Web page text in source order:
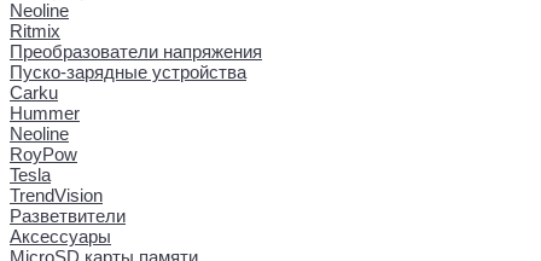
Neoline
Ritmix
Преобразователи напряжения
Пуско-зарядные устройства
Carku
Hummer
Neoline
RoyPow
Tesla
TrendVision
Разветвители
Аксессуары
MicroSD карты памяти